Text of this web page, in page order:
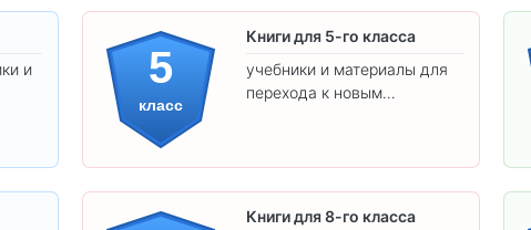
и
5
класс
Книги для 5-го класса
учебники и материалы для
перехода к новым
Книги для 8-го класса